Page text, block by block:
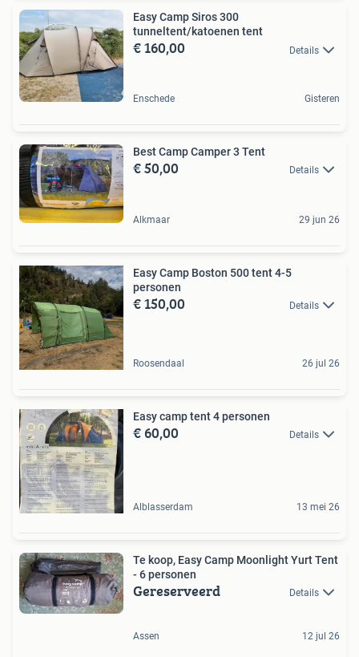
Easy Camp Siros 300
tunneltent/katoenen tent
€ 160,00 Details
Enschede Gisteren
Best Camp Camper 3 Tent
€ 50,00 Details
Alkmaar 29 jun 26
Easy Camp Boston 500 tent 4-5
personen
€ 150,00 Details
Roosendaal 26 jul 26
Easy camp tent 4 personen
€ 60,00 Details
Alblasserdam 13 mei 26
Te koop, Easy Camp Moonlight Yurt Tent
- 6 personen
Gereserveerd Details
Assen 12 jul 26